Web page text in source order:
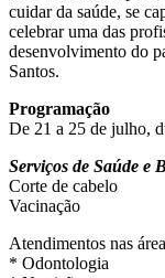
cuidar da saúde, se
celebrar uma das
desenvolvimento do
Santos.
Programação
De 21 a 25 de julho,
Serviços de Saúde e
Corte de cabelo
Vacinação
Atendimentos nas
* Odontologia